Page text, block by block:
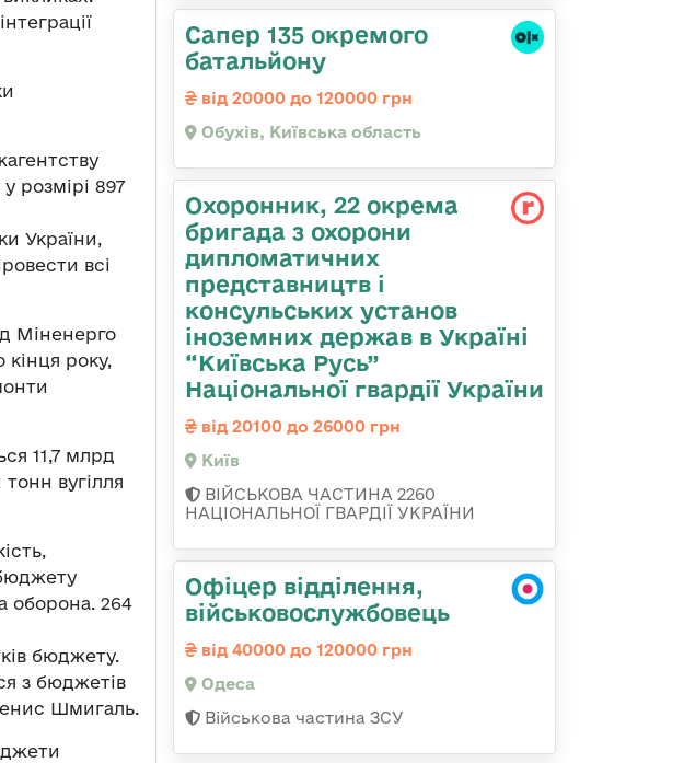
розмірі 897
України,
всі
Міненерго
кінця року,
11,7 млрд
вугілля
оборона. 264
бюджету.
з бюджетів
Шмигаль.
Сапер 135 окремого
батальйону
від 20000 до 120000 грн
Обухів, Київська область
Охоронник, 22 окрема
бригада з охорони
дипломатичних
представництв і
консульських установ
іноземних держав в Україні
“Київська Русь”
Національної гвардії України
від 20100 до 26000 грн
Київ
ВІЙСЬКОВА ЧАСТИНА 2260
НАЦІОНАЛЬНОЇ ГВАРДІЇ УКРАЇНИ
Офіцер відділення,
військовослужбовець
від 40000 до 120000 грн
Одеса
Військова частина ЗСУ